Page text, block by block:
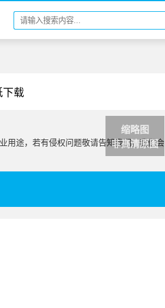
下载
缩略图
非高清原图
用途，若有侵权问题敬请告知我们，我们会